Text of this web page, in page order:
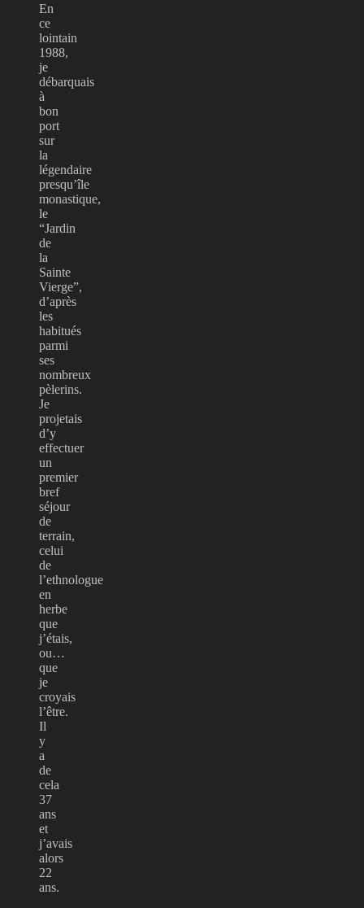
En
ce
lointain
1988,
je
débarquais
à
bon
port
sur
la
légendaire
presqu’île
monastique,
le
“Jardin
de
la
Sainte
Vierge”,
d’après
les
habitués
parmi
ses
nombreux
pèlerins.
Je
projetais
d’y
effectuer
un
premier
bref
séjour
de
terrain,
celui
de
l’ethnologue
en
herbe
que
j’étais,
ou…
que
je
croyais
l’être.
Il
y
a
de
cela
37
ans
et
j’avais
alors
22
ans.